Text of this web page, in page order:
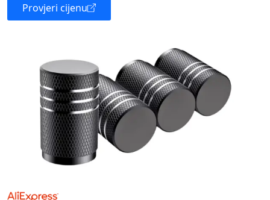
Provjeri cijenu